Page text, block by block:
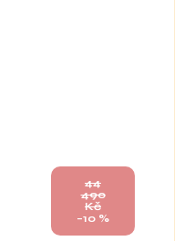
44
490
Kč
–10 %